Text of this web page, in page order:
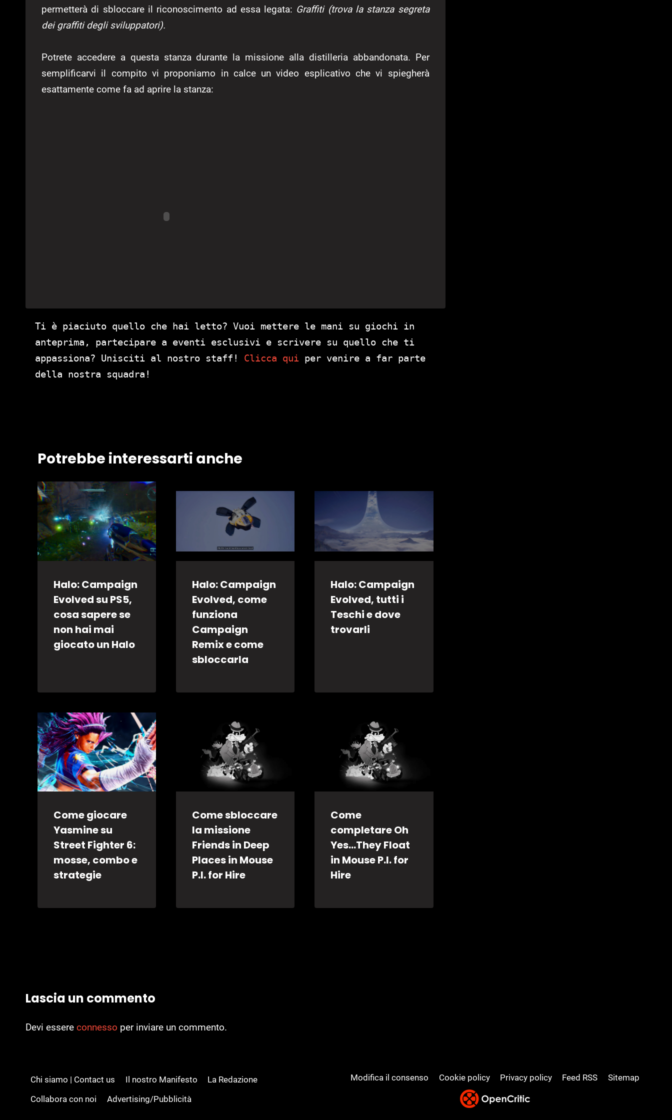
permetterà di sbloccare il riconoscimento ad essa legata: Graffiti (trova la stanza segreta
dei graffiti degli sviluppatori).
Potrete accedere a questa stanza durante la missione alla distilleria abbandonata. Per
semplificarvi il compito vi proponiamo in calce un video esplicativo che vi spiegherà
esattamente come fa ad aprire la stanza:
Ti è piaciuto quello che hai letto? Vuoi mettere le mani su giochi in
anteprima, partecipare a eventi esclusivi e scrivere su quello che ti
appassiona? Unisciti al nostro staff! Clicca qui per venire a far parte
della nostra squadra!
Potrebbe interessarti anche
Halo: Campaign
Evolved su PS5,
cosa sapere se
non hai mai
giocato un Halo
Halo: Campaign
Evolved, come
funziona
Campaign
Remix e come
sbloccarla
Halo: Campaign
Evolved, tutti i
Teschi e dove
trovarli
Come giocare
Yasmine su
Street Fighter 6:
mosse, combo e
strategie
Come sbloccare
la missione
Friends in Deep
Places in Mouse
P.I. for Hire
Come
completare Oh
Yes…They Float
in Mouse P.I. for
Hire
Lascia un commento
Devi essere connesso per inviare un commento.
Chi siamo | Contact us Il nostro Manifesto
La Redazione
Collabora con noi
Advertising/Pubblicità
Modifica il consenso Cookie policy Privacy policy Feed RSS Sitemap